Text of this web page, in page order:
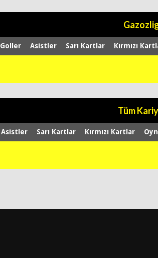
Goller Asistler Sarı Kartlar Kırmızı
Tüm
Asistler Sarı Kartlar Kırmızı Kartlar